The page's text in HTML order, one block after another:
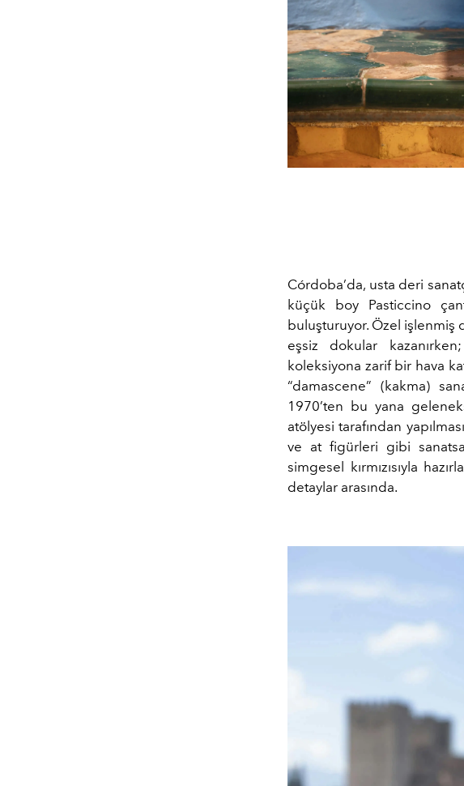
Córdoba’da, usta deri
küçük boy Pasticcino
buluşturuyor. Özel işlenmiş
eşsiz dokular
koleksiyona zarif bir hava
“damascene” (kakma)
1970’ten bu yana
atölyesi tarafından
ve at figürleri gibi
simgesel kırmızısıyla
detaylar arasında.